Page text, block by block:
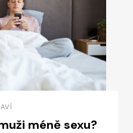
méně sexu?